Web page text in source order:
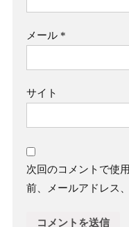
メール *
サイト
次回のコメントで使
前、メールアドレス